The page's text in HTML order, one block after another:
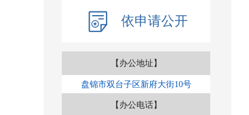
依申请公开
【办公地址】
盘锦市双台子区新府大街10号
【办公电话】